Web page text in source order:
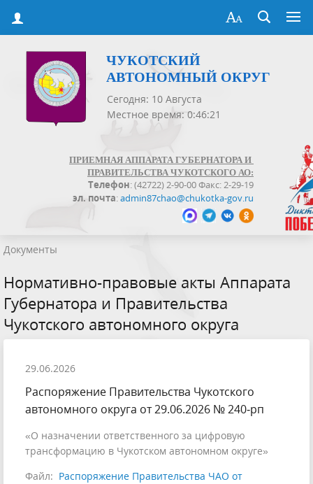
ЧУКОТСКИЙ
АВТОНОМНЫЙ ОКРУГ
Сегодня: 10 Августа
Местное время: 0:46:21
ПРИЕМНАЯ АППАРАТА ГУБЕРНАТОРА И
ПРАВИТЕЛЬСТВА ЧУКОТСКОГО АО:
Телефон: (42722) 2-90-00 Факс: 2-29-19
эл. почта:admin87chao@chukotka-gov.ru
Документы
Нормативно-правовые акты Аппарата
Губернатора и Правительства
Чукотского автономного округа
29.06.2026
Распоряжение Правительства Чукотского
автономного округа от 29.06.2026 № 240‑рп
«О назначении ответственного за цифровую
трансформацию в Чукотском автономном округе»
Файл: Распоряжение Правительства ЧАО от